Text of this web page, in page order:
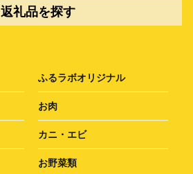
返礼品を探す
ふるラボオリジナル
お肉
カニ・エビ
お野菜類